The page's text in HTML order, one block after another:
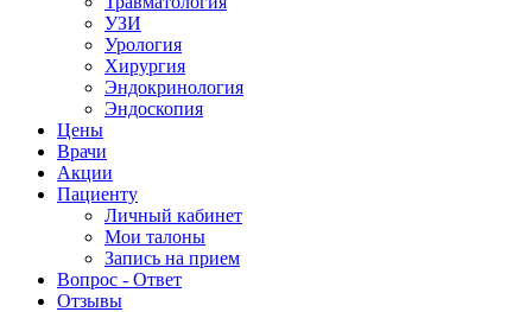
УЗИ
Урология
Хирургия
Эндокринология
Эндоскопия
Цены
Врачи
Акции
Пациенту
Личный кабинет
Мои талоны
Запись на прием
Вопрос - Ответ
Отзывы